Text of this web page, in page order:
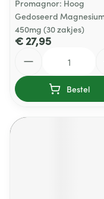
Promagnor: Hoog
Gedoseerd
450mg (30 zakjes)
€ 27,95
Bestel